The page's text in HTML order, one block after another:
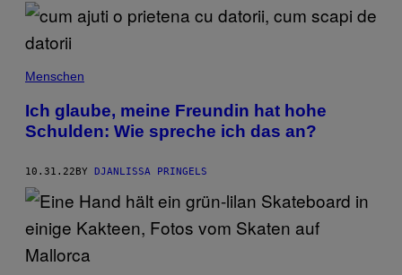
Menschen
Ich glaube, meine Freundin hat hohe
Schulden: Wie spreche ich das an?
10.31.22BY DJANLISSA PRINGELS